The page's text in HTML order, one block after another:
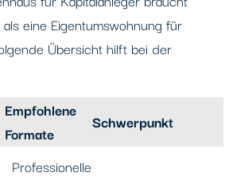
eine Eigentumswohnung für
Übersicht hilft bei der
Empfohlene
Formate
Schwerpunkt
Professionelle